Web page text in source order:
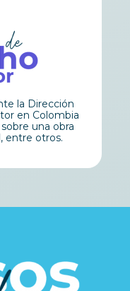
la Dirección
en Colombia
una obra
entre otros.